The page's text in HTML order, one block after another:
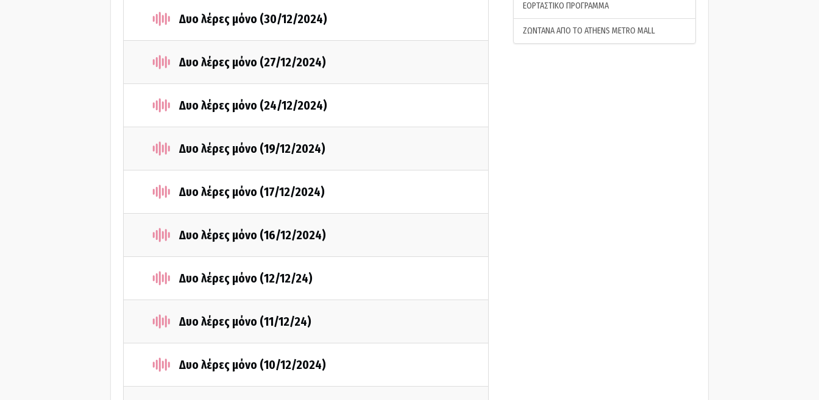
Δυο λέρες μόνο (30/12/2024)
Δυο λέρες μόνο (27/12/2024)
Δυο λέρες μόνο (24/12/2024)
Δυο λέρες μόνο (19/12/2024)
Δυο λέρες μόνο (17/12/2024)
Δυο λέρες μόνο (16/12/2024)
Δυο λέρες μόνο (12/12/24)
Δυο λέρες μόνο (11/12/24)
Δυο λέρες μόνο (10/12/2024)
ΕΟΡΤΑΣΤΙΚΟ ΠΡΟΓΡΑΜΜΑ
ΖΩΝΤΑΝΑ ΑΠΟ ΤΟ ATHENS METRO MALL